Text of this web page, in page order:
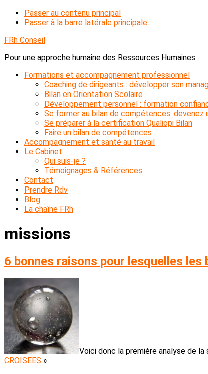
Passer au contenu principal
Passer à la barre latérale principale
FRh Conseil
Pour une approche humaine des Ressources Humaines
Formations et accompagnement professionnel
Coaching de dirigeants : développer son
Bilan en Orientation Scolaire
Développement personnel : formation
Se former au bilan de compétences:
Se préparer à la certification Qualiopi Bilan
Faire un bilan de compétences
Accompagnement et santé au travail
Le Cabinet
Qui suis-je ?
Témoignages & Références
Contact
Prendre Rdv
Blog
La chaîne FRh
missions
6 bonnes raisons pour lesquelles les
Voici donc la première analyse de
CROISEES »